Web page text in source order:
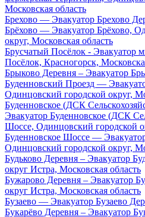
Московская область
Брехово — Эвакуатор Брехово
Брёхово — Эвакуатор Брёхово,
округ, Московская область
Брусчатый Посёлок - Эвакуатор
Посёлок, Красногорск,
Брыково Деревня – Эвакуатор
Буденновский Проезд —
Одинцовский городской округ,
Буденновское (ДСК
Эвакуатор Буденновское (ДСК
Шоссе, Одинцовский городской
Буденновское Шоссе —
Одинцовский городской округ,
Будьково Деревня – Эвакуатор
округ Истра, Московская область
Бужарово Деревня – Эвакуатор
округ Истра, Московская область
Бузаево — Эвакуатор Бузаево
Букарёво Деревня – Эвакуатор